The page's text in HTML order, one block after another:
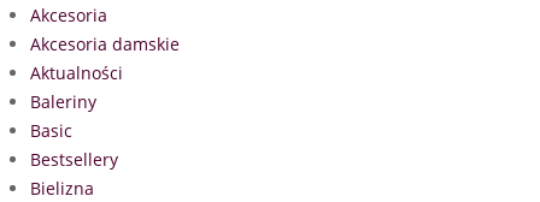
Akcesoria
Akcesoria damskie
Aktualności
Baleriny
Basic
Bestsellery
Bielizna